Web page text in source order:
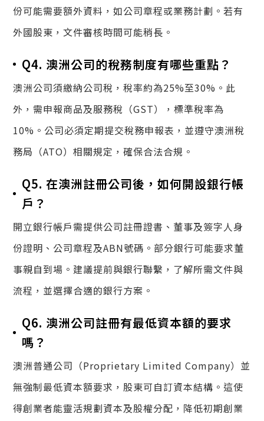
份可能需要額外資料，如公司章程或業務計劃。若有
外國股東，文件審核時間可能稍長。
Q4. 澳洲公司的稅務制度有哪些重點？
澳洲公司須繳納公司稅，稅率約為25%至30%。此
外，需申報商品及服務稅（GST），標準稅率為
10%。公司必須定期提交稅務申報表，並遵守澳洲稅
務局（ATO）相關規定，確保合法合規。
Q5. 在澳洲註冊公司後，如何開設銀行帳
戶？
開立銀行帳戶需提供公司註冊證書、董事及簽字人身
份證明、公司章程及ABN號碼。部分銀行可能要求董
事親自到場。建議提前與銀行聯繫，了解所需文件與
流程，並選擇合適的銀行方案。
Q6. 澳洲公司註冊有最低資本額的要求
嗎？
澳洲普通公司（Proprietary Limited Company）並
無強制最低資本額要求，股東可自訂資本結構。這使
得創業者能靈活規劃資本及股權分配，降低初期創業